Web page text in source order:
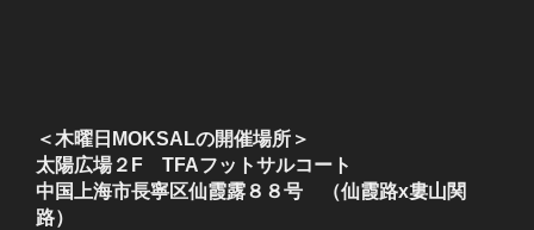
＜木曜日MOKSALの開催場所＞
太陽広場２F TFAフットサルコート
中国上海市長寧区仙霞露８８号 （仙霞路x婁山関
路）